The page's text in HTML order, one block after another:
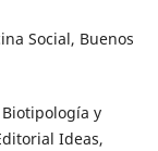
Social, Buenos
y
Ideas,